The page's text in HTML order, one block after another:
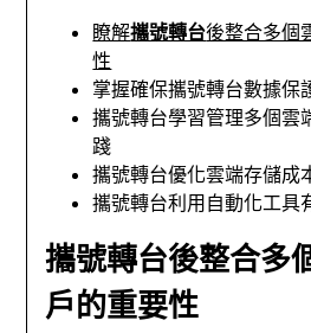
瞭解攜號轉台後整合多個
性
掌握確保攜號轉台數據保
攜號轉台學習管理多個雲
踐
攜號轉台優化雲端存儲成
攜號轉台利用自動化工具
攜號轉台後整合多
戶的重要性